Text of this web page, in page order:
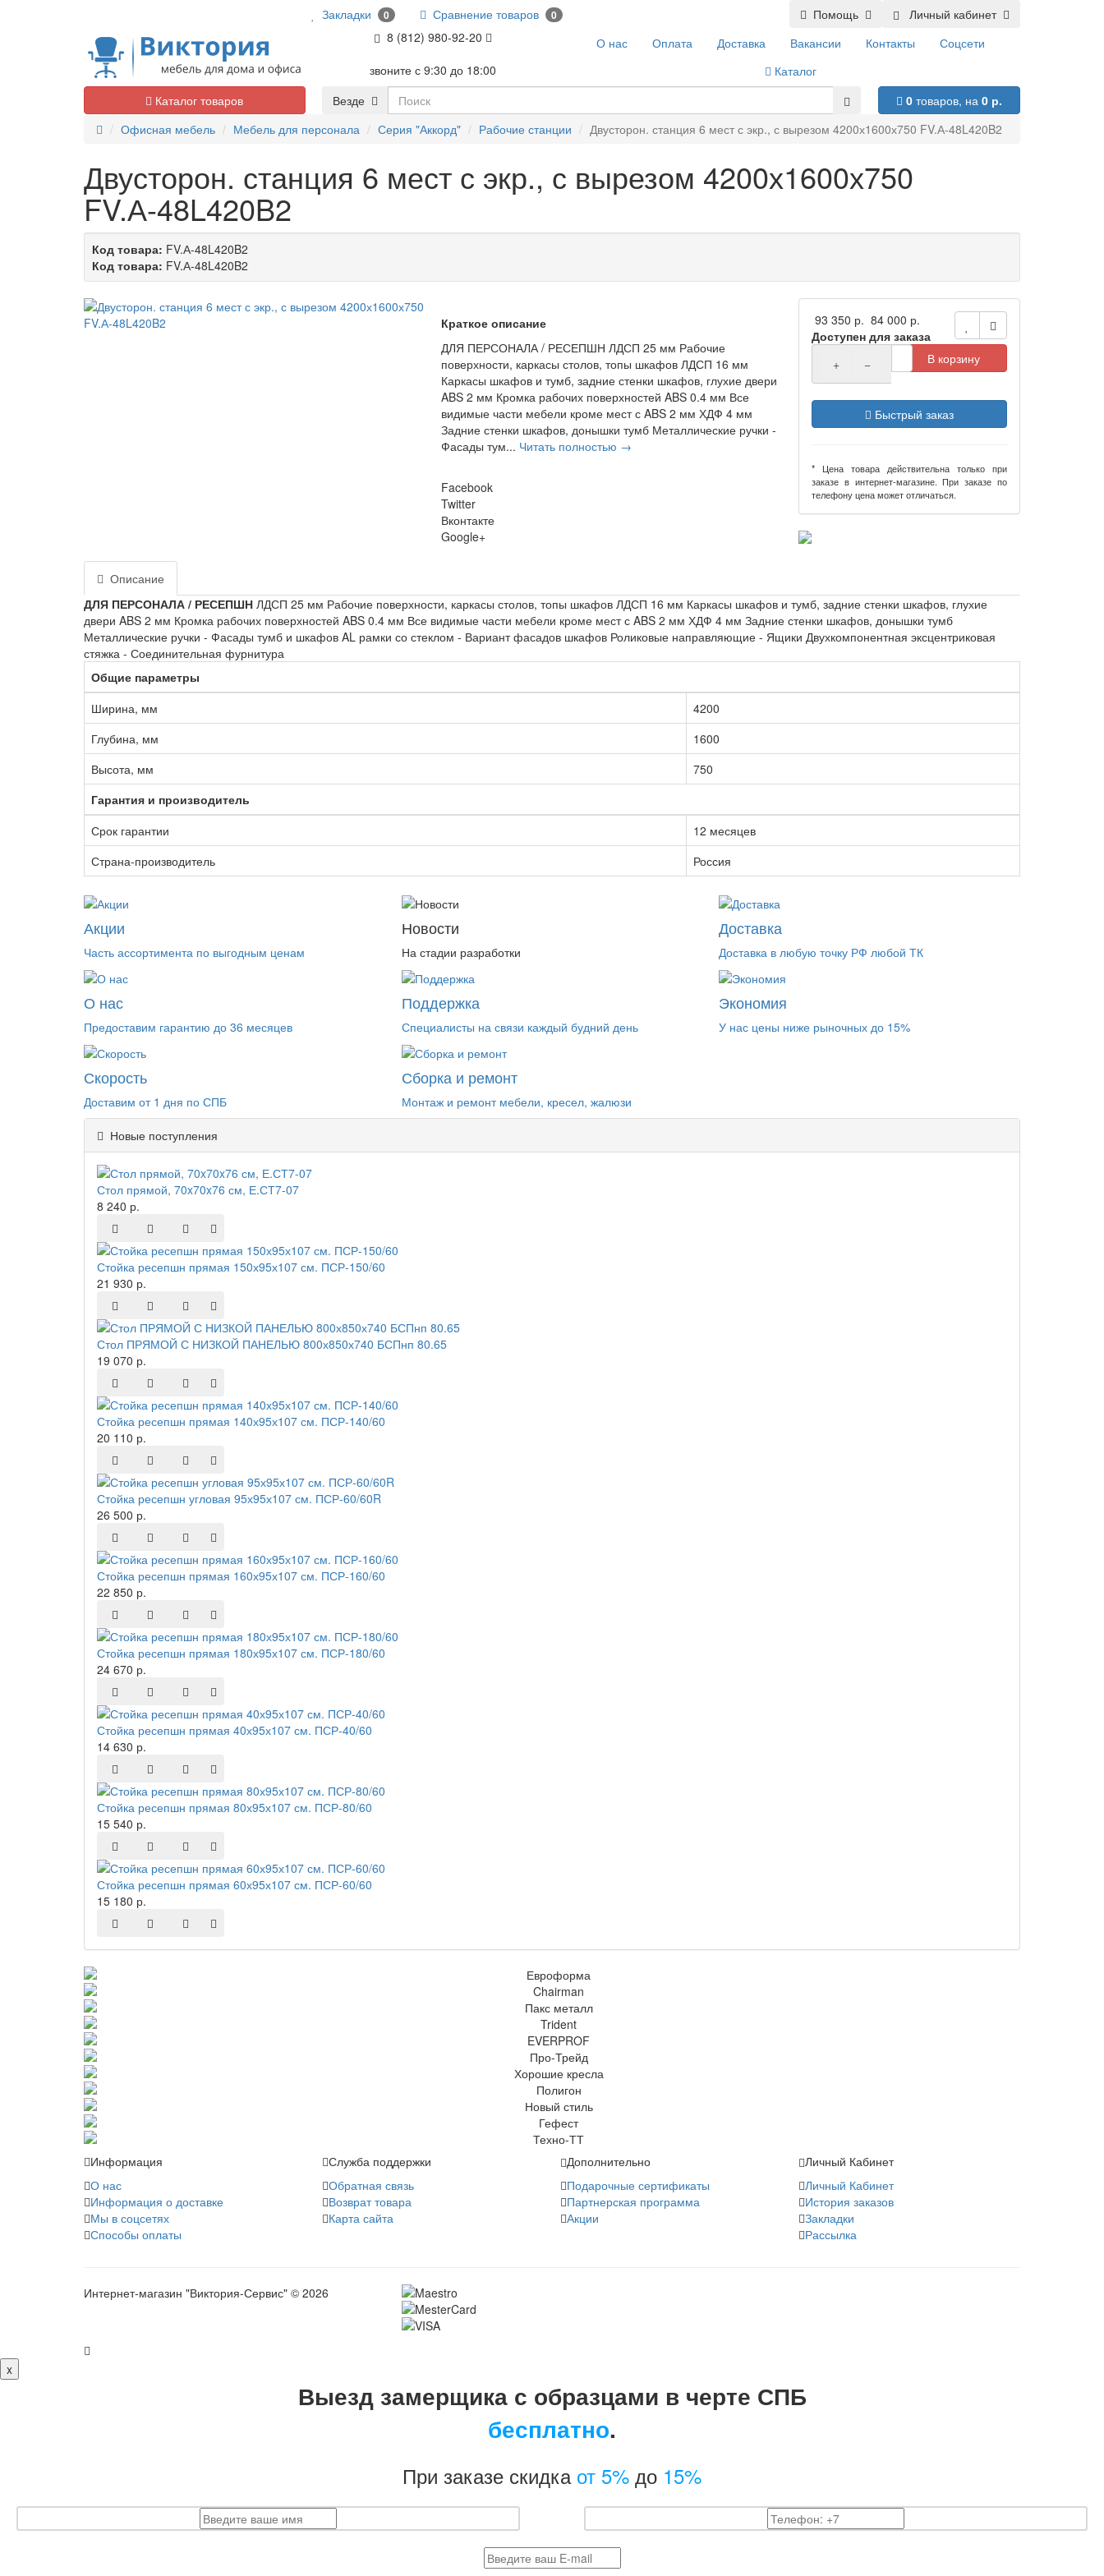
Личный кабинет
Помощь
Закладки 0 Сравнение товаров 0
8 (812) 980-92-20
звоните с 9:30 до 18:00
О нас Оплата Доставка Вакансии Контакты
Соцсети
Каталог
Везде
0товаров, на 0 р.
Каталог товаров
Офисная мебель
Мебель для персонала Серия "Аккорд" Рабочие станции Двусторон. станция 6 мест с экр., с вырезом 4200х1600х750 FV.А-48L420B2
Двусторон. станция 6 мест с экр., с вырезом 4200х1600х750
FV.А-48L420B2
Код товара: FV.А-48L420B2
Код товара: FV.А-48L420B2
Краткое описание
ДЛЯ ПЕРСОНАЛА / РЕСЕПШН ЛДСП 25 мм Рабочие
поверхности, каркасы столов, топы шкафов ЛДСП 16 мм
Каркасы шкафов и тумб, задние стенки шкафов, глухие двери
ABS 2 мм Кромка рабочих поверхностей ABS 0.4 мм Все
видимые части мебели кроме мест с ABS 2 мм ХДФ 4 мм
Задние стенки шкафов, донышки тумб Металлические ручки -
Фасады тум... Читать полностью →
Facebook
Twitter
Вконтакте
Google+
93 350 р. 84 000 р.
Доступен для заказа
+
− В корзину
Быстрый заказ
* Цена товара действительна только при
заказе в интернет-магазине. При заказе по
телефону цена может отличаться.
Описание
ДЛЯ ПЕРСОНАЛА / РЕСЕПШН ЛДСП 25 мм Рабочие поверхности, каркасы столов, топы шкафов ЛДСП 16 мм Каркасы шкафов и тумб, задние стенки шкафов, глухие
двери ABS 2 мм Кромка рабочих поверхностей ABS 0.4 мм Все видимые части мебели кроме мест с ABS 2 мм ХДФ 4 мм Задние стенки шкафов, донышки тумб
Металлические ручки - Фасады тумб и шкафов AL рамки со стеклом - Вариант фасадов шкафов Роликовые направляющие - Ящики Двухкомпонентная эксцентриковая
стяжка - Соединительная фурнитура
Общие параметры
Ширина, мм
4200
Глубина, мм
1600
Высота, мм
750
Гарантия и производитель
Срок гарантии
12 месяцев
Страна-производитель
Россия
Акции
Часть ассортимента по выгодным ценам
Новости
На стадии разработки
Доставка
Доставка в любую точку РФ любой ТК
О нас
Предоставим гарантию до 36 месяцев
Поддержка
Специалисты на связи каждый будний день
Экономия
У нас цены ниже рыночных до 15%
Скорость
Доставим от 1 дня по СПБ
Сборка и ремонт
Монтаж и ремонт мебели, кресел, жалюзи
Новые поступления
Стол прямой, 70x70x76 см, Е.СТ7-07
8 240 р.
Стойка ресепшн прямая 150х95х107 см. ПСР-150/60
21 930 р.
Стол ПРЯМОЙ С НИЗКОЙ ПАНЕЛЬЮ 800х850х740 БСПнп 80.65
19 070 р.
Стойка ресепшн прямая 140х95х107 см. ПСР-140/60
20 110 р.
Стойка ресепшн угловая 95х95х107 см. ПСР-60/60R
26 500 р.
Стойка ресепшн прямая 160х95х107 см. ПСР-160/60
22 850 р.
Стойка ресепшн прямая 180х95х107 см. ПСР-180/60
24 670 р.
Стойка ресепшн прямая 40х95х107 см. ПСР-40/60
14 630 р.
Стойка ресепшн прямая 80х95х107 см. ПСР-80/60
15 540 р.
Стойка ресепшн прямая 60х95х107 см. ПСР-60/60
15 180 р.
Информация
О нас
Информация о доставке
Мы в соцсетях
Способы оплаты
Служба поддержки
Обратная связь
Возврат товара
Карта сайта
Дополнительно
Подарочные сертификаты
Партнерская программа
Акции
Личный Кабинет
Личный Кабинет
История заказов
Закладки
Рассылка
Интернет-магазин "Виктория-Сервис" © 2026
x
Выезд замерщика с образцами в черте СПБ
бесплатно.
При заказе скидка от 5% до 15%